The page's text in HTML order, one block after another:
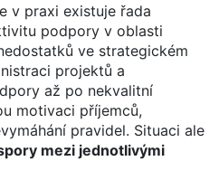
v praxi existuje řada
podpory v oblasti
ve strategickém
projektů a
až po nekvalitní
motivaci příjemců,
pravidel. Situaci ale
mezi jednotlivými